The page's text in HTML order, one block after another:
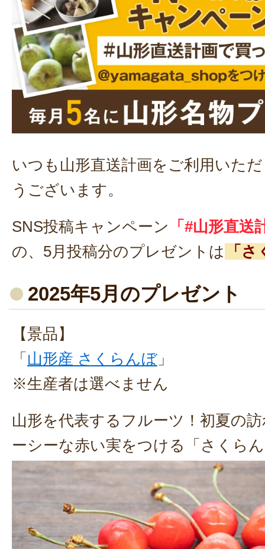
いつも山形直送計画をご利用いた
うございます。
SNS投稿キャンペーン
「#山形直
の、5月投稿分のプレゼントは
「
2025年5月のプレゼント
【景品】
「 山形産 さくらんぼ」
※生産者は選べません
山形を代表するフルーツ！初夏の
ーシーな赤い実をつける「さくら